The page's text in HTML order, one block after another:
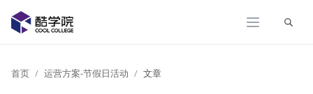
展开
首页 运营方案-节假日活动 文章